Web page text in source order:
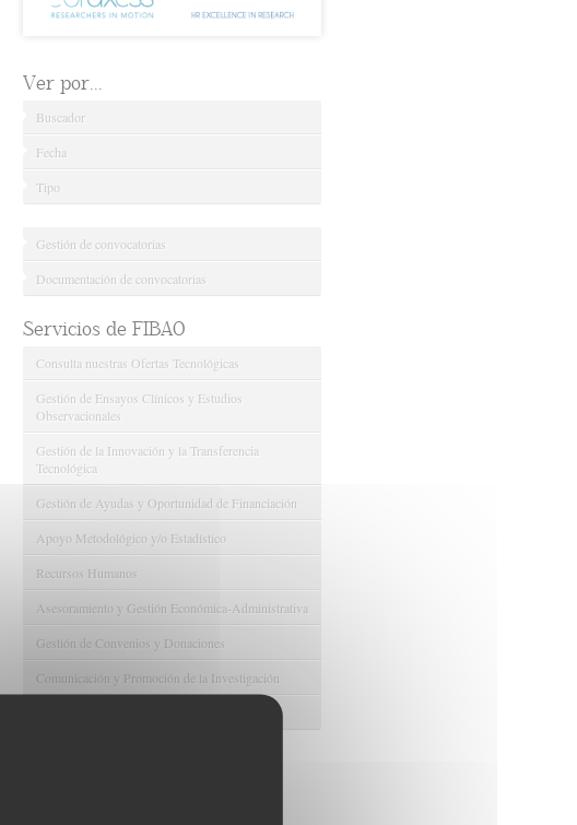
Ver por...
Buscador
Fecha
Tipo
Gestión de convocatorias
Documentación de convocatorias
Servicios de FIBAO
Consulta nuestras Ofertas Tecnológicas
Gestión de Ensayos Clínicos y Estudios
Observacionales
Gestión de la Innovación y la Transferencia
Tecnológica
Gestión de Ayudas y Oportunidad de Financiación
Apoyo Metodológico y/o Estadístico
Recursos Humanos
Asesoramiento y Gestión Económica-Administrativa
Gestión de Convenios y Donaciones
Comunicación y Promoción de la Investigación